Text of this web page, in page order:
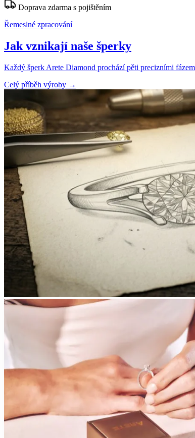
Doprava zdarma s pojištěním
Řemeslné zpracování
Jak vznikají naše šperky
Každý šperk Arete Diamond prochází pěti precizními
Celý příběh výroby →